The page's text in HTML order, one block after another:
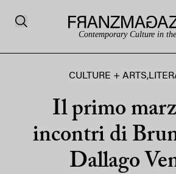
Contemporary Culture in
CULTURE + ARTS,
Il primo
incontri di
Dallago